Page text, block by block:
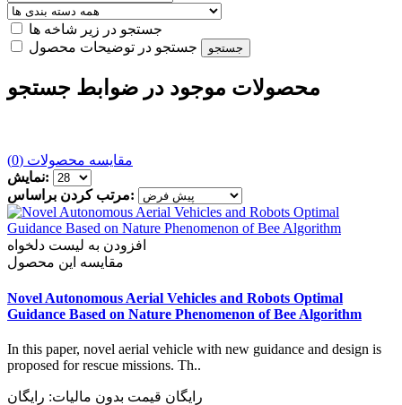
جستجو در زیر شاخه ها
جستجو در توضیحات محصول
محصولات موجود در ضوابط جستجو
مقایسه محصولات (0)
نمایش:
مرتب کردن براساس:
افزودن به لیست دلخواه
مقایسه این محصول
Novel Autonomous Aerial Vehicles and Robots Optimal
Guidance Based on Nature Phenomenon of Bee Algorithm
In this paper, novel aerial vehicle with new guidance and design is
proposed for rescue missions. Th..
رایگان قیمت بدون مالیات: رایگان